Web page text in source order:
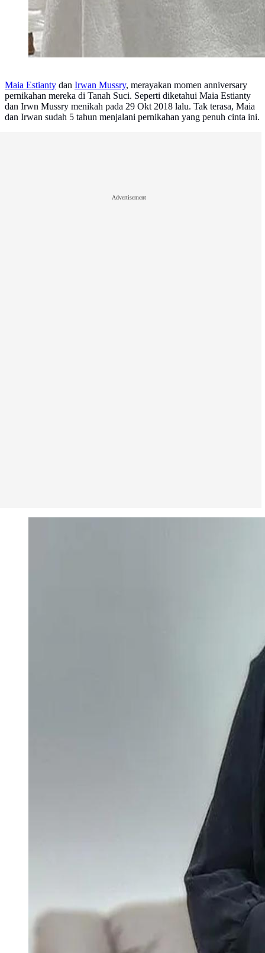
Maia Estianty dan Irwan Mussry, merayakan momen anniversary
pernikahan mereka di Tanah Suci. Seperti diketahui Maia Estianty
dan Irwn Mussry menikah pada 29 Okt 2018 lalu. Tak terasa, Maia
dan Irwan sudah 5 tahun menjalani pernikahan yang penuh cinta ini.
Advertisement